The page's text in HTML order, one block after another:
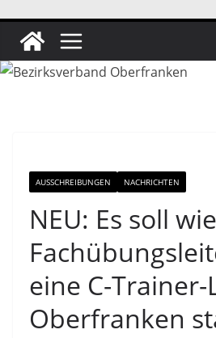
AUSSCHREIBUNGEN NACHRICHTEN
NEU: Es soll
eine C-Trainer-
Oberfranken